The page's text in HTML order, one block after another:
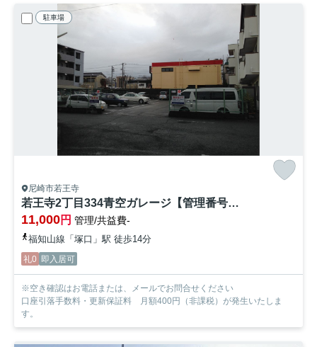
駐車場
尼崎市若王寺
若王寺2丁目334青空ガレージ【管理番号1】
11,000円 管理/共益費-
福知山線「塚口」駅 徒歩14分
礼0 即入居可
※空き確認はお電話または、メールでお問合せください
口座引落手数料・更新保証料 月額400円（非課税）が発生いたしま
す。